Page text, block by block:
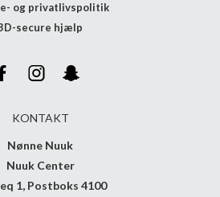
og privatlivspolitik
secure hjælp
KONTAKT
Nønne Nuuk
Nuuk Center
1, Postboks 4100